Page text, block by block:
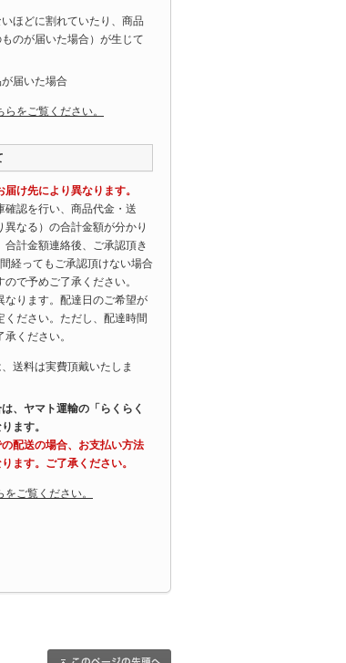
ほどに割れていたり、商品
のが届いた場合）が生じて
届いた場合
をご覧ください。
け先により異なります。
確認を行い、商品代金・送
なる）の合計金額が分かり
計金額連絡後、ご承認頂き
経ってもご承認頂けない場合
で予めご了承ください。
なります。配達日のご希望が
ださい。ただし、配達時間
ください。
送料は実費頂戴いたしま
、ヤマト運輸の「らくらく
ます。
の配送の場合、お支払い方法
ます。ご了承ください。
ご覧ください。